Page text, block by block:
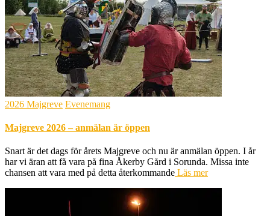
2026 Majgreve Evenemang
Majgreve 2026 – anmälan är öppen
Snart är det dags för årets Majgreve och nu är anmälan öppen. I år
har vi äran att få vara på fina Åkerby Gård i Sorunda. Missa inte
chansen att vara med på detta återkommande Läs mer